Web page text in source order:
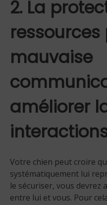
2. La
ressources
mauvaise
améliorer
Votre chien peut croire
systématiquement lui
le sécuriser, vous devrez
entre lui et vous. Pour